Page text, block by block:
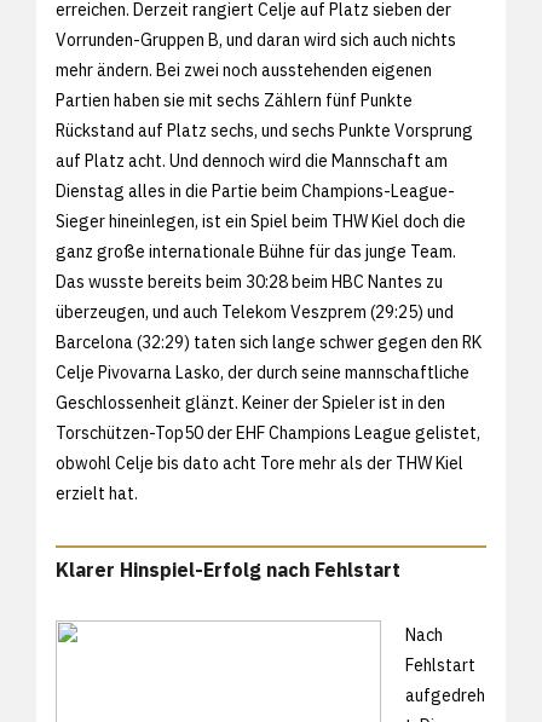
erreichen. Derzeit rangiert Celje auf Platz sieben der
Vorrunden-Gruppen B, und daran wird sich auch nichts
mehr ändern. Bei zwei noch ausstehenden eigenen
Partien haben sie mit sechs Zählern fünf Punkte
Rückstand auf Platz sechs, und sechs Punkte Vorsprung
auf Platz acht. Und dennoch wird die Mannschaft am
Dienstag alles in die Partie beim Champions-League-
Sieger hineinlegen, ist ein Spiel beim THW Kiel doch die
ganz große internationale Bühne für das junge Team.
Das wusste bereits beim 30:28 beim HBC Nantes zu
überzeugen, und auch Telekom Veszprem (29:25) und
Barcelona (32:29) taten sich lange schwer gegen den RK
Celje Pivovarna Lasko, der durch seine mannschaftliche
Geschlossenheit glänzt. Keiner der Spieler ist in den
Torschützen-Top50 der EHF Champions League gelistet,
obwohl Celje bis dato acht Tore mehr als der THW Kiel
erzielt hat.
Klarer Hinspiel-Erfolg nach Fehlstart
Nach
Fehlstart
aufgedreh